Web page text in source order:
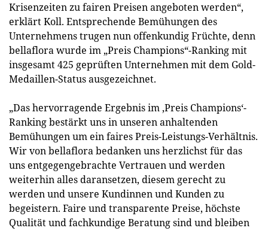
Krisenzeiten zu fairen Preisen angeboten werden“,
erklärt Koll. Entsprechende Bemühungen des
Unternehmens trugen nun offenkundig Früchte, denn
bellaflora wurde im „Preis Champions“-Ranking mit
insgesamt 425 geprüften Unternehmen mit dem Gold-
Medaillen-Status ausgezeichnet.
„Das hervorragende Ergebnis im ‚Preis Champions‘-
Ranking bestärkt uns in unseren anhaltenden
Bemühungen um ein faires Preis-Leistungs-Verhältnis.
Wir von bellaflora bedanken uns herzlichst für das
uns entgegengebrachte Vertrauen und werden
weiterhin alles daransetzen, diesem gerecht zu
werden und unsere Kundinnen und Kunden zu
begeistern. Faire und transparente Preise, höchste
Qualität und fachkundige Beratung sind und bleiben